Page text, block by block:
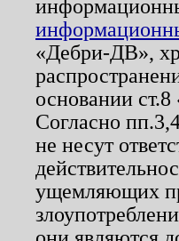
«Дебри-ДВ»,
основании
Согласно
не несут
ущемляющих